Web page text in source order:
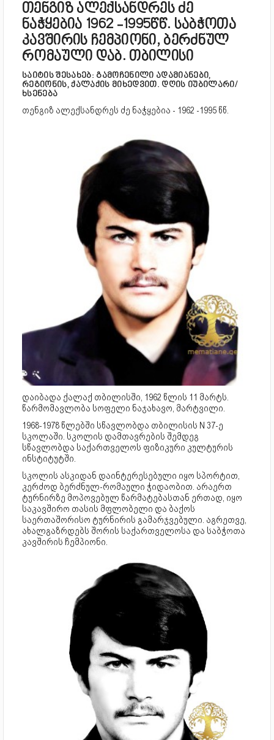
თენგიზ ალექსანდრეს ძე
ნაჭყებია 1962 -1995წწ. საბჭოთა
კავშირის ჩემპიონი, ბერძნულ
რომაული დაბ. თბილისი
საიტის შესახებ: გამოჩენილი ადამიანები,
რეგიონის, ქალაქის მიხედვით. დღის იუბილარი/
ხსენება
თენგიზ ალექსანდრეს ძე ნაჭყებია - 1962 -1995 წწ.
დაიბადა ქალაქ თბილისში, 1962 წლის 11 მარტს.
წარმომავლობა სოფელი ნაჯახავო, მარტვილი.
1968-1978 წლებში სწავლობდა თბილისის N 37-ე
სკოლაში. სკოლის დამთავრების შემდეგ
სწავლობდა საქართველოს ფიზიკური კულტურის
ინსტიტუტში.
სკოლის ასკიდან დაინტერესებული იყო სპორტით,
კერძოდ ბერძნულ-რომაული ჭიდაობით. არაერთ
ტურნირზე მოპოვებულ წარმატებასთან ერთად, იყო
საკავშირო თასის მფლობელი და ბაქოს
საერთაშორისო ტურნირის გამარჯვებული. აგრეთვე,
ახალგაზრდებს შორის საქართველოსა და საბჭოთა
კავშირის ჩემპიონი.